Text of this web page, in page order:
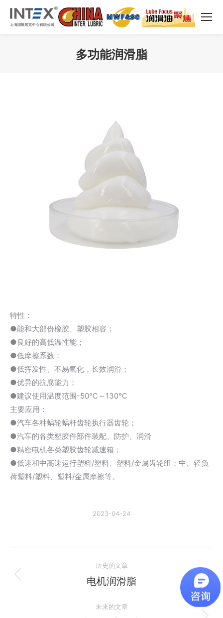
多功能润滑脂
特性：
●能和大部份橡胶、塑胶相容；
●良好的高低温性能；
●低摩擦系数；
●低挥发性、不易氧化，长效润滑；
●优异的抗腐能力；
●建议使用温度范围-50℃～130℃
主要应用：
●汽车各种蜗轮蜗杆齿轮执行器齿轮；
●汽车的各类塑胶件部件装配、防护、润滑
●精密电机各类塑胶齿轮减速箱；
●低速和中高速运行塑料/塑料、塑料/金属齿轮组；中、轻负
荷塑料/塑料、塑料/金属摩擦等。
2023-04-24
章
历史的文章
历
的
电机润滑脂
未来的文章